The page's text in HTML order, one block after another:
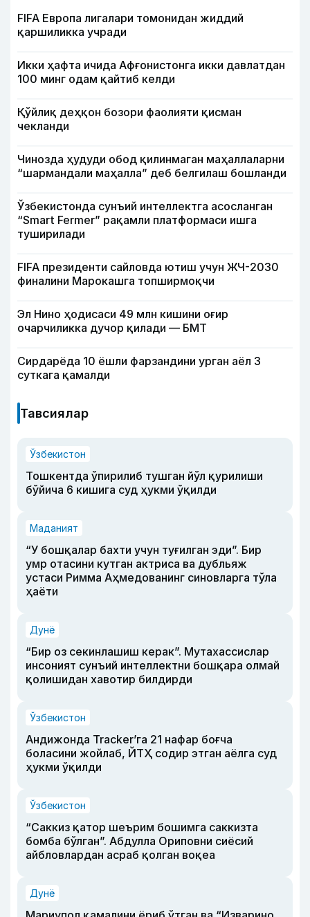
FIFA Европа лигалари томонидан жиддий
қаршиликка учради
Икки ҳафта ичида Афғонистонга икки давлатдан
100 минг одам қайтиб келди
Қўйлиқ деҳқон бозори фаолияти қисман
чекланди
Чинозда ҳудуди обод қилинмаган маҳаллаларни
“шармандали маҳалла” деб белгилаш бошланди
Ўзбекистонда сунъий интеллектга асосланган
“Smart Fermer” рақамли платформаси ишга
туширилади
FIFA президенти сайловда ютиш учун ЖЧ-2030
финалини Марокашга топширмоқчи
Эл Нино ҳодисаси 49 млн кишини оғир
очарчиликка дучор қилади — БМТ
Сирдарёда 10 ёшли фарзандини урган аёл 3
суткага қамалди
Тавсиялар
Ўзбекистон
Тошкентда ўпирилиб тушган йўл қурилиши
бўйича 6 кишига суд ҳукми ўқилди
Маданият
“У бошқалар бахти учун туғилган эди”. Бир
умр отасини кутган актриса ва дубльяж
устаси Римма Аҳмедованинг синовларга тўла
ҳаёти
Дунё
“Бир оз секинлашиш керак”. Мутахассислар
инсоният сунъий интеллектни бошқара олмай
қолишидан хавотир билдирди
Ўзбекистон
Андижонда Tracker’га 21 нафар боғча
боласини жойлаб, ЙТҲ содир этган аёлга суд
ҳукми ўқилди
Ўзбекистон
“Саккиз қатор шеърим бошимга саккизта
бомба бўлган”. Абдулла Ориповни сиёсий
айбловлардан асраб қолган воқеа
Дунё